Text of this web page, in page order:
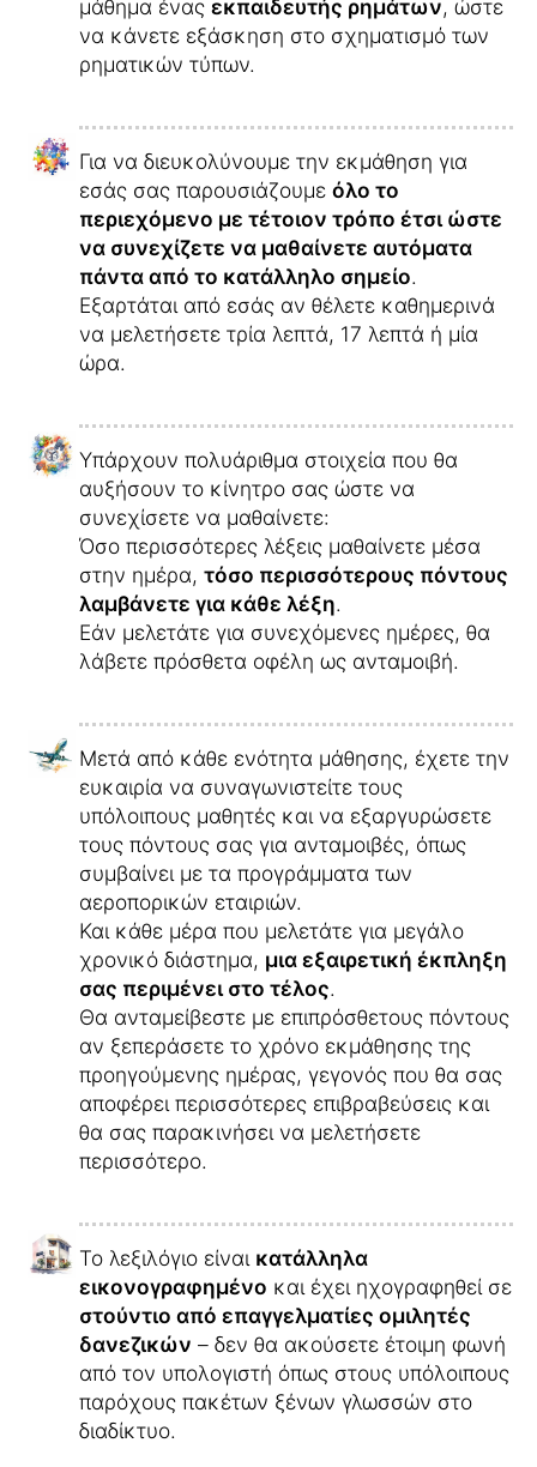
μάθημα ένας εκπαιδευτής ρημάτων, ώστε
να κάνετε εξάσκηση στο σχηματισμό των
ρηματικών τύπων.
Για να διευκολύνουμε την εκμάθηση για
εσάς σας παρουσιάζουμε όλο το
περιεχόμενο με τέτοιον τρόπο έτσι ώστε
να συνεχίζετε να μαθαίνετε αυτόματα
πάντα από το κατάλληλο σημείο.
Εξαρτάται από εσάς αν θέλετε καθημερινά
να μελετήσετε τρία λεπτά, 17 λεπτά ή μία
ώρα.
Υπάρχουν πολυάριθμα στοιχεία που θα
αυξήσουν το κίνητρο σας ώστε να
συνεχίσετε να μαθαίνετε:
Όσο περισσότερες λέξεις μαθαίνετε μέσα
στην ημέρα, τόσο περισσότερους πόντους
λαμβάνετε για κάθε λέξη.
Εάν μελετάτε για συνεχόμενες ημέρες, θα
λάβετε πρόσθετα οφέλη ως ανταμοιβή.
Μετά από κάθε ενότητα μάθησης, έχετε την
ευκαιρία να συναγωνιστείτε τους
υπόλοιπους μαθητές και να εξαργυρώσετε
τους πόντους σας για ανταμοιβές, όπως
συμβαίνει με τα προγράμματα των
αεροπορικών εταιριών.
Και κάθε μέρα που μελετάτε για μεγάλο
χρονικό διάστημα, μια εξαιρετική έκπληξη
σας περιμένει στο τέλος.
Θα ανταμείβεστε με επιπρόσθετους πόντους
αν ξεπεράσετε το χρόνο εκμάθησης της
προηγούμενης ημέρας, γεγονός που θα σας
αποφέρει περισσότερες επιβραβεύσεις και
θα σας παρακινήσει να μελετήσετε
περισσότερο.
Το λεξιλόγιο είναι κατάλληλα
εικονογραφημένο και έχει ηχογραφηθεί σε
στούντιο από επαγγελματίες ομιλητές
δανεζικών – δεν θα ακούσετε έτοιμη φωνή
από τον υπολογιστή όπως στους υπόλοιπους
παρόχους πακέτων ξένων γλωσσών στο
διαδίκτυο.